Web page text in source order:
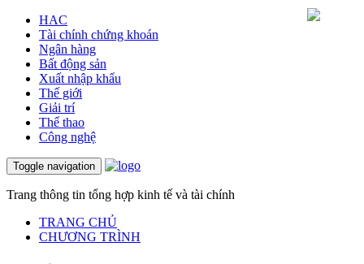
HAC
Tài chính chứng khoán
Ngân hàng
Bất động sản
Xuất nhập khẩu
Thế giới
Giải trí
Thể thao
Công nghệ
Toggle navigation
Trang thông tin tổng hợp kinh tế và tài chính
TRANG CHỦ
CHƯƠNG TRÌNH